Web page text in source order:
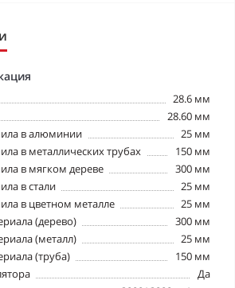
28.6 мм
28.60 мм
в алюминии
25 мм
в металлических трубах
150 мм
в мягком дереве
300 мм
в стали
25 мм
в цветном металле
25 мм
(дерево)
300 мм
(металл)
25 мм
(труба)
150 мм
Да